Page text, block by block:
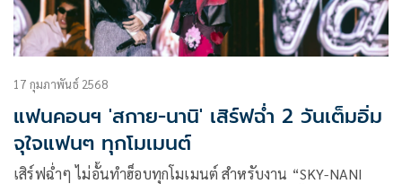
17 กุมภาพันธ์ 2568
แฟนคอนฯ 'สกาย-นานิ' เสิร์ฟฉ่ำ 2 วันเต็มอิ่ม
จุใจแฟนๆ ทุกโมเมนต์
เสิร์ฟฉ่ำๆ ไม่อั้นทำฮ็อบทุกโมเมนต์ สำหรับงาน “SKY-NANI